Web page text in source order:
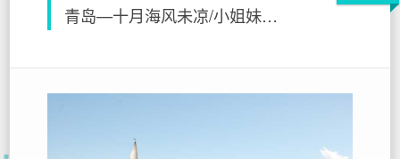
青岛—十月海风未凉/小姐妹四天三晚初秋游